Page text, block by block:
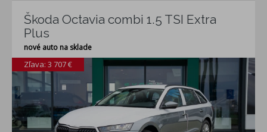
Škoda Octavia combi 1.5 TSI Extra
Plus
nové auto na sklade
Zľava: 3 707 €